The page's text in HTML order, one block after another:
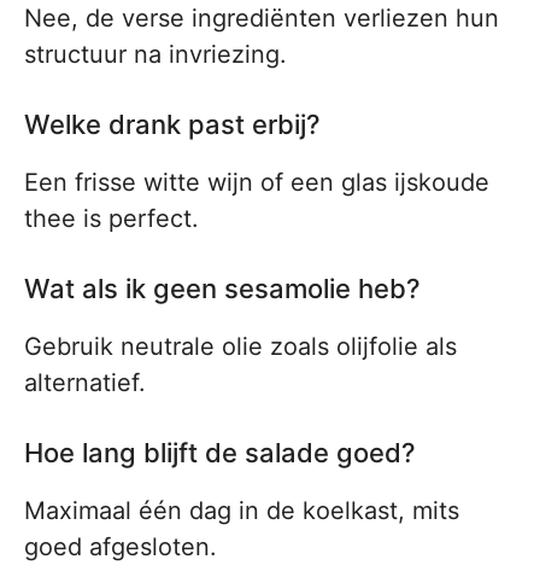
Nee, de verse ingrediënten verliezen hun
structuur na invriezing.
Welke drank past erbij?
Een frisse witte wijn of een glas ijskoude
thee is perfect.
Wat als ik geen sesamolie heb?
Gebruik neutrale olie zoals olijfolie als
alternatief.
Hoe lang blijft de salade goed?
Maximaal één dag in de koelkast, mits
goed afgesloten.